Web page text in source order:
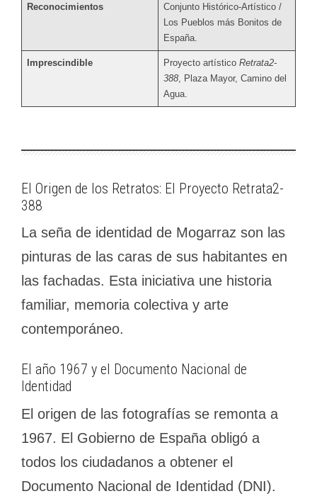
Reconocimientos
Conjunto Histórico-Artístico /
Los Pueblos más Bonitos de
España.
Imprescindible Proyecto artístico Retrata2-
388, Plaza Mayor, Camino del
Agua.
El Origen de los Retratos: El Proyecto Retrata2-
388
La seña de identidad de Mogarraz son las
pinturas de las caras de sus habitantes en
las fachadas. Esta iniciativa une historia
familiar, memoria colectiva y arte
contemporáneo.
El año 1967 y el Documento Nacional de
Identidad
El origen de las fotografías se remonta a
1967. El Gobierno de España obligó a
todos los ciudadanos a obtener el
Documento Nacional de Identidad (DNI).